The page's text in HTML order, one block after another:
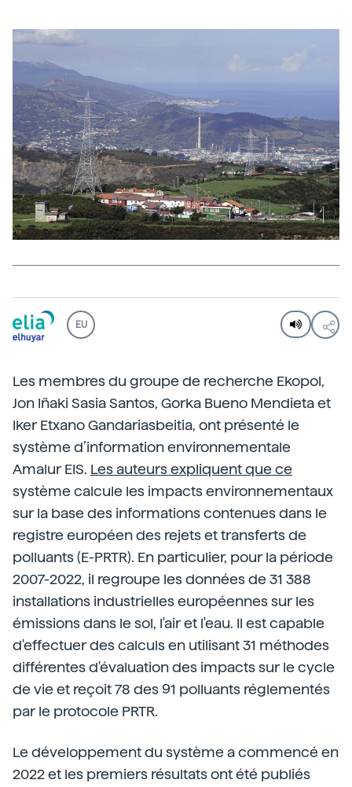
EU
Les membres du groupe de recherche Ekopol,
Jon Iñaki Sasia Santos, Gorka Bueno Mendieta et
Iker Etxano Gandariasbeitia, ont présenté le
système d’information environnementale
Amalur EIS. Les auteurs expliquent que ce
système calcule les impacts environnementaux
sur la base des informations contenues dans le
registre européen des rejets et transferts de
polluants (E-PRTR). En particulier, pour la période
2007-2022, il regroupe les données de 31 388
installations industrielles européennes sur les
émissions dans le sol, l'air et l'eau. Il est capable
d'effectuer des calculs en utilisant 31 méthodes
différentes d'évaluation des impacts sur le cycle
de vie et reçoit 78 des 91 polluants réglementés
par le protocole PRTR.
Le développement du système a commencé en
2022 et les premiers résultats ont été publiés